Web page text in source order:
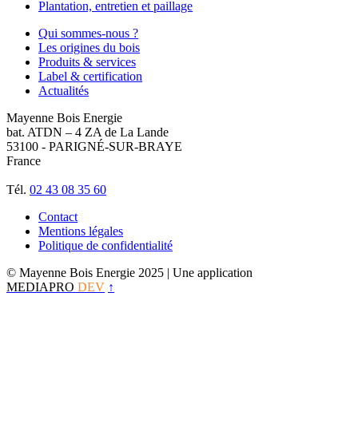
Plantation, entretien et paillage
Qui sommes-nous ?
Les origines du bois
Produits & services
Label & certification
Actualités
Mayenne Bois Energie
bat. ATDN – 4 ZA de La Lande
53100 - PARIGNÉ-SUR-BRAYE
France
Tél. 02 43 08 35 60
Contact
Mentions légales
Politique de confidentialité
© Mayenne Bois Energie 2025 | Une application
MEDIAPRO DEV ↑